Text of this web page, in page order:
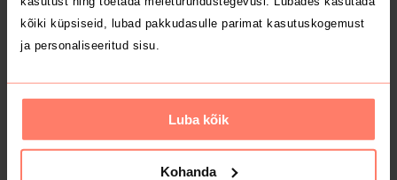
kõiki küpsiseid, lubad pakkudasulle parimat kasutuskogemust
ja personaliseeritud sisu.
Luba kõik
Kohanda
1 € L 12 €
Massimo Dutti